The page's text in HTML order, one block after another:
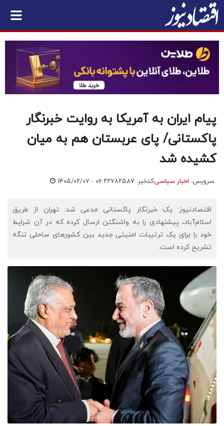
پیام ایران به آمریکا به روایت خبرنگار
پاکستانی/ پای عربستان هم به میان
کشیده شد
سرویس: اخبار سیاسیکدخبر: ۷۸۲۵۸۷ ۱۴۰۵/۰۲/۰۷ - ۰۶:۲۲
اقتصادنیوز: یک خبرنگار پاکستانی مدعی شد: تهران از طریق
اسلام‌آباد، پیشنهادی را به واشنگتن ارسال کرده که در آن شرایط
خود را برای یک ترتیبات امنیتی جدید بین کشورهای ساحلی تنگه
تشریح کرده است.